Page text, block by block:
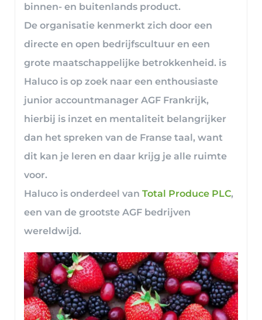
binnen- en buitenlands product.
De organisatie kenmerkt zich door een
directe en open bedrijfscultuur en een
grote maatschappelijke betrokkenheid. is
Haluco is op zoek naar een enthousiaste
junior accountmanager AGF Frankrijk,
hierbij is inzet en mentaliteit belangrijker
dan het spreken van de Franse taal, want
dit kan je leren en daar krijg je alle ruimte
voor.
Haluco is onderdeel van Total Produce PLC,
een van de grootste AGF bedrijven
wereldwijd.